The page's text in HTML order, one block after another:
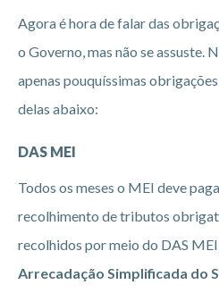
Agora é hora de falar das
o Governo, mas não se assuste.
apenas pouquíssimas
delas abaixo:
DAS MEI
Todos os meses o MEI deve
recolhimento de tributos
recolhidos por meio do DAS
Arrecadação Simplificada do